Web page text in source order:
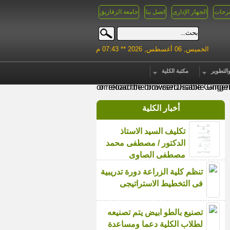
جامعة الزقازيق اتصل بنا الجهاز الإدارى
الخميس, 06 أغسطس, 2026 ** 07:43 م
مكتبة الكلية
Enable GingerCannot
or reload the browserDisable Ginger
or reload the browserDisable
أخبار الكلية
تكليف السيد الاستاذ
الدكتور / مصطفى محمد
مصطفى الصاوى
تنظم كلية الزراعة دورة تدريبية
فى التخطيط الاستراتيجى
تصنيع بالطو ابيض يتم تصنيعه
لطلاب الكلية دعما ومساعدة